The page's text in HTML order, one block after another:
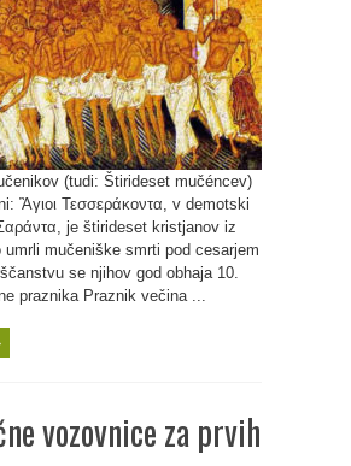
(tudi: Štirideset mučéncev)
Ἃγιοι Τεσσεράκοντα, v demotski
je štirideset kristjanov iz
mučeniške smrti pod cesarjem
se njihov god obhaja 10.
praznika Praznik večina ...
vozovnice za prvih